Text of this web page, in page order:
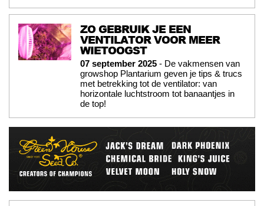
ZO GEBRUIK JE EEN
VENTILATOR VOOR MEER
WIETOOGST
07 september 2025 - De vakmensen van
growshop Plantarium geven je tips & trucs
met betrekking tot de ventilator: van
horizontale luchtstroom tot banaantjes in
de top!